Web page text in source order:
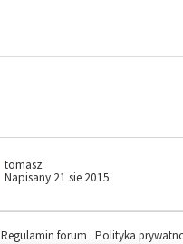
tomasz
Napisany 21 sie 2015
Polityka
Regulamin forum ·